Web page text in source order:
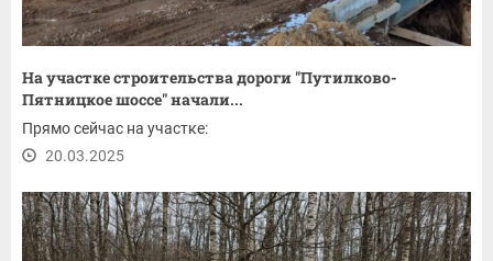
На участке строительства дороги "Путилково-
Пятницкое шоссе" начали...
Прямо сейчас на участке:
20.03.2025